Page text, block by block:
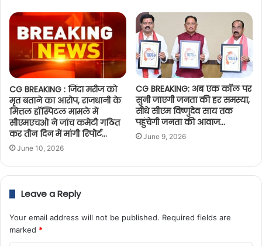
CG BREAKING : जिंदा मरीज को
मृत बताने का आरोप, राजधानी के
मित्तल हॉस्पिटल मामले में
सीएमएचओ ने जांच कमेटी गठित
कर तीन दिन में मांगी रिपोर्ट…
June 10, 2026
CG BREAKING: अब एक कॉल पर
सुनी जाएगी जनता की हर समस्या,
सीधे सीएम विष्णुदेव साय तक
पहुंचेगी जनता की आवाज…
June 9, 2026
Leave a Reply
Your email address will not be published. Required fields are
marked *